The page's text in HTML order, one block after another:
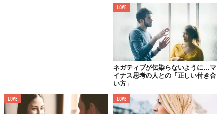
LOVE
ネガティブが伝染らないように…マ
イナス思考の人との「正しい付き合
い方」
LOVE LOVE